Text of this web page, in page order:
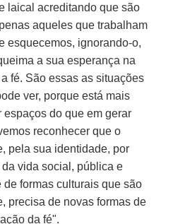
laical acreditando que são
aqueles que trabalham
esquecemos, ignorando-o,
a sua esperança na
fé. São essas as situações
ver, porque está mais
do que em gerar
reconhecer que o
pela sua identidade, por
vida social, pública e
formas culturais que são
precisa de novas formas de
da fé".